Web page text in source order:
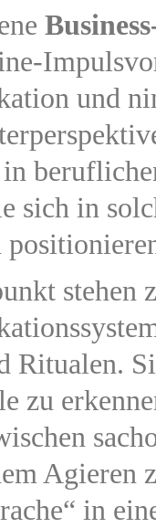
und
in
sich in
stehen
Ritualen.
zu
Agieren
in